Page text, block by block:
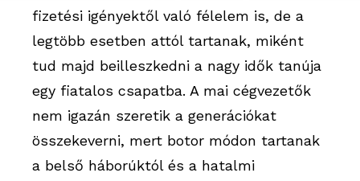
fizetési igényektől való félelem is, de a
legtöbb esetben attól tartanak, miként
tud majd beilleszkedni a nagy idők tanúja
egy fiatalos csapatba. A mai cégvezetők
nem igazán szeretik a generációkat
összekeverni, mert botor módon tartanak
a belső háborúktól és a hatalmi